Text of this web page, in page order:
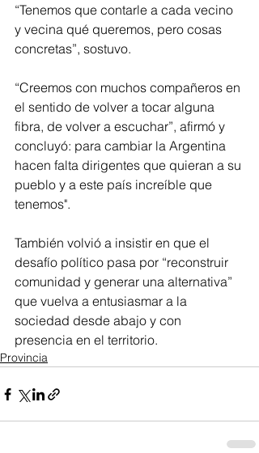
“Tenemos que contarle a cada vecino
y vecina qué queremos, pero cosas
concretas”, sostuvo.
“Creemos con muchos compañeros en
el sentido de volver a tocar alguna
fibra, de volver a escuchar”, afirmó y
concluyó: para cambiar la Argentina
hacen falta dirigentes que quieran a su
pueblo y a este país increíble que
tenemos".
También volvió a insistir en que el
desafío político pasa por “reconstruir
comunidad y generar una alternativa”
que vuelva a entusiasmar a la
sociedad desde abajo y con
presencia en el territorio.
Provincia